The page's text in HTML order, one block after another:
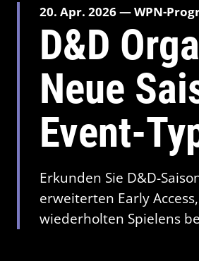
20. Apr. 2026 — WPN-
D&D
Neue
Event-
Erkunden Sie D&D-
erweiterten Early
wiederholten Spielens